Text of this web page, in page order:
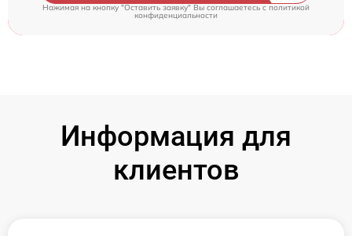
Нажимая на кнопку "Оставить заявку" Вы соглашаетесь cполитикой
конфиденциальности
Информация для
клиентов